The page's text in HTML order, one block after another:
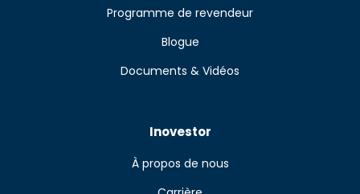
Programme de revendeur
Blogue
Documents & Vidéos
Inovestor
À propos de nous